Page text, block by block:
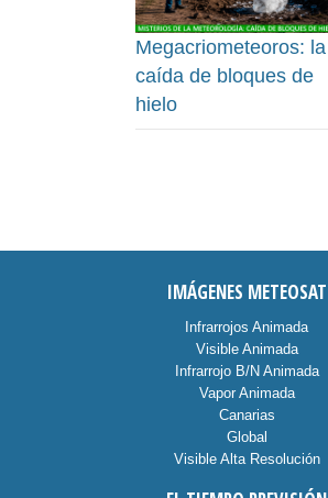
Megacriometeoros: la
caída de bloques de
hielo
IMÁGENES METEOSAT
Infrarrojos Animada
Visible Animada
Infrarrojo B/N Animada
Vapor Animada
Canarias
Global
Visible Alta Resolución